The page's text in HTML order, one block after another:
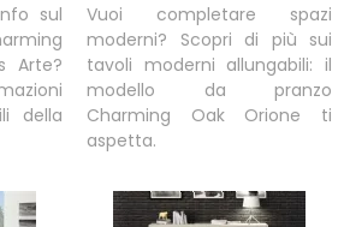
sul
Arte?
della
Vuoi completare spazi
moderni? Scopri di più sui
tavoli moderni allungabili: il
modello da pranzo
Charming Oak Orione ti
aspetta.